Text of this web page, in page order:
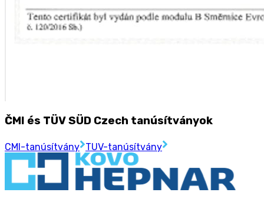
ČMI és TÜV SÜD Czech tanúsítványok
CMI-tanúsítvány TUV-tanúsítvány